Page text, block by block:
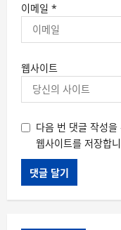
이메일 *
웹사이트
다음 번 댓글 작성
웹사이트를 저장합